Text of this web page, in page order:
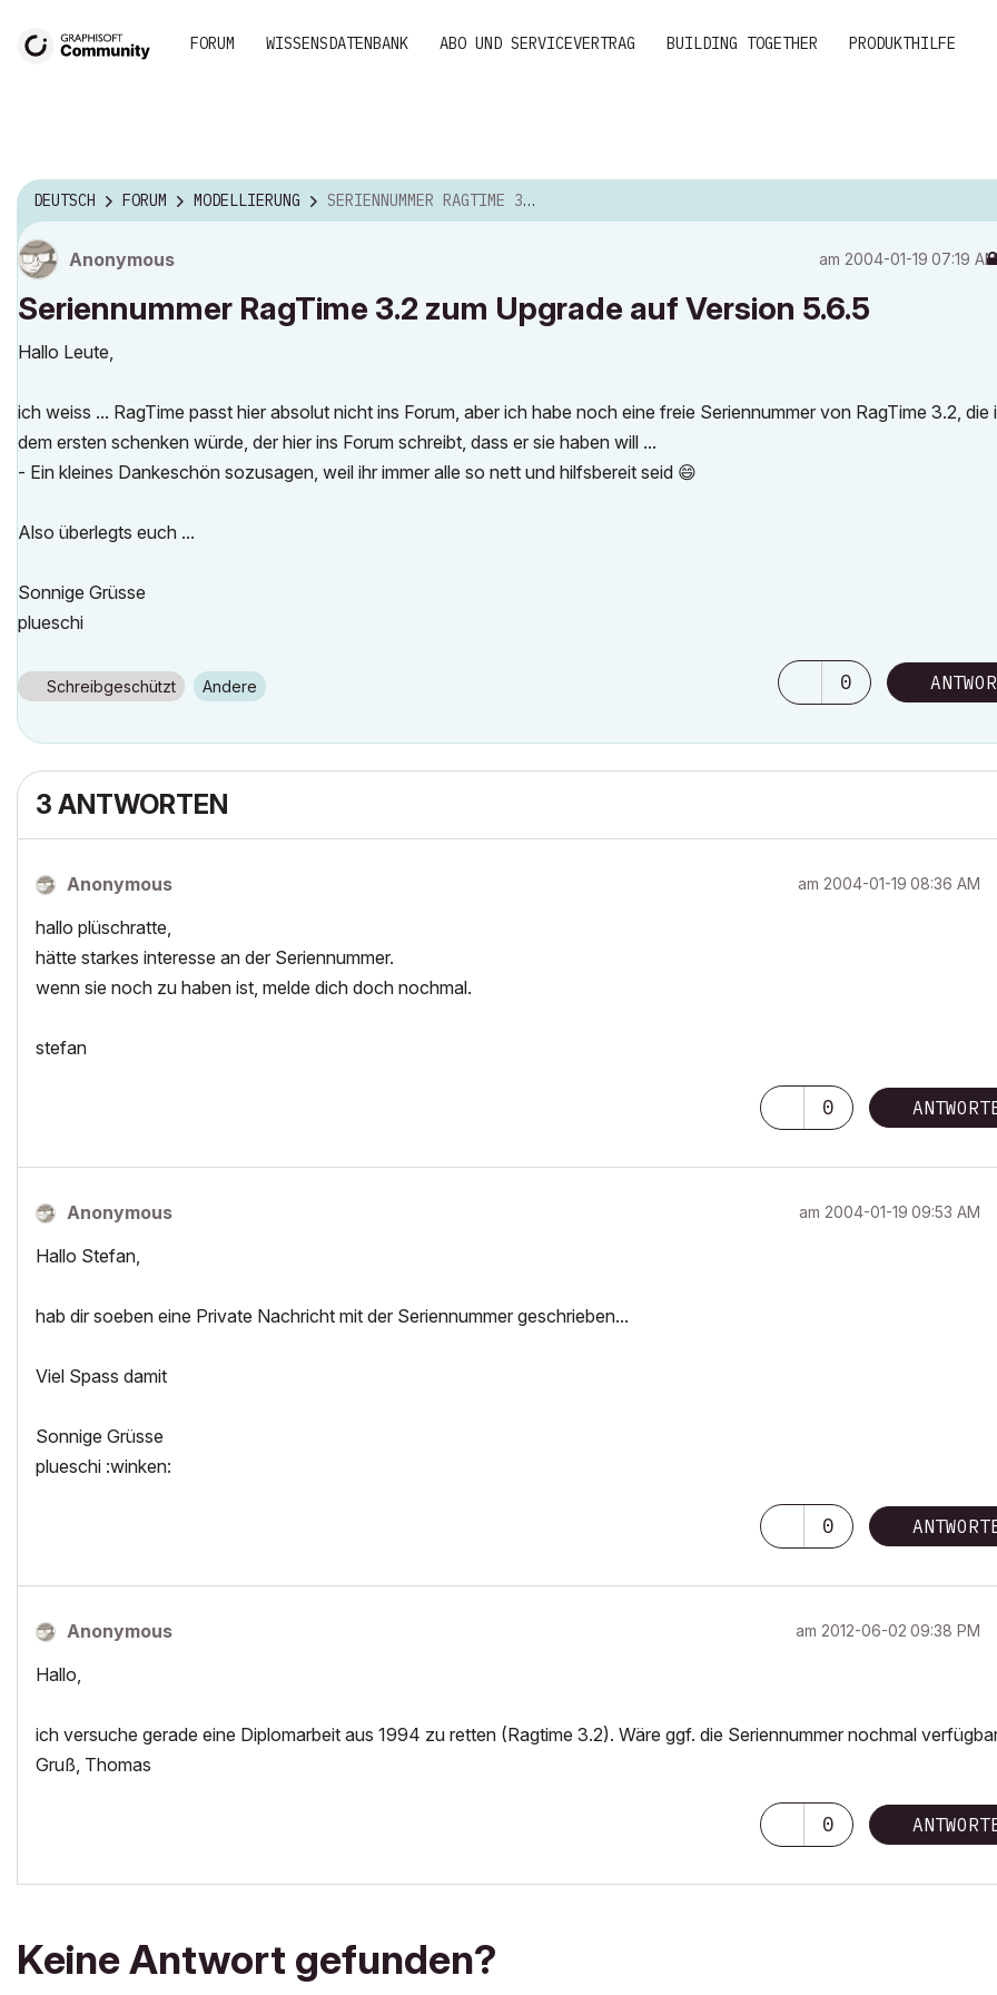
FORUM WISSENSDATENBANK ABO UND SERVICEVERTRAG BUILDING TOGETHER PRODUKTHILFE
DEUTSCH FORUM MODELLIERUNG SERIENNUMMER RAGTIME 3.2 ZUM UPGRADE AUF VERSION 5...
Anonymous am ‎2004-01-19 07:19 AM
Seriennummer RagTime 3.2 zum Upgrade auf Version 5.6.5
Hallo Leute,
ich weiss ... RagTime passt hier absolut nicht ins Forum, aber ich habe noch eine freie Seriennummer von RagTime 3.2, die
dem ersten schenken würde, der hier ins Forum schreibt, dass er sie haben will ...
- Ein kleines Dankeschön sozusagen, weil ihr immer alle so nett und hilfsbereit seid 😄
Also überlegts euch ...
Sonnige Grüsse
plueschi
Schreibgeschützt Andere 0
3 ANTWORTEN
Anonymous am ‎2004-01-19 08:36 AM
hallo plüschratte,
hätte starkes interesse an der Seriennummer.
wenn sie noch zu haben ist, melde dich doch nochmal.
stefan
0
Anonymous am ‎2004-01-19 09:53 AM
Hallo Stefan,
hab dir soeben eine Private Nachricht mit der Seriennummer geschrieben...
Viel Spass damit
Sonnige Grüsse
plueschi :winken:
0
Anonymous am ‎2012-06-02 09:38 PM
Hallo,
ich versuche gerade eine Diplomarbeit aus 1994 zu retten (Ragtime 3.2). Wäre ggf. die Seriennummer nochmal
Gruß, Thomas
0
Keine Antwort gefunden?